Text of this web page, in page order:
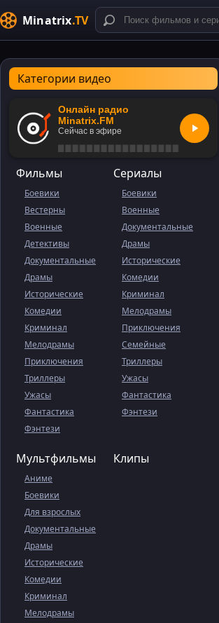
Minatrix.TV
Категории видео
Онлайн радио
Minatrix.FM
Сейчас в эфире
Фильмы
Боевики
Вестерны
Военные
Детективы
Документальные
Драмы
Исторические
Комедии
Криминал
Мелодрамы
Приключения
Триллеры
Ужасы
Фантастика
Фэнтези
Сериалы
Боевики
Военные
Документальные
Драмы
Исторические
Комедии
Криминал
Мелодрамы
Приключения
Семейные
Триллеры
Ужасы
Фантастика
Фэнтези
Мультфильмы
Аниме
Боевики
Для взрослых
Документальные
Драмы
Исторические
Комедии
Криминал
Мелодрамы
Клипы